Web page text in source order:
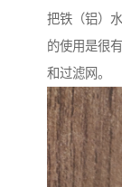
把铁（铝）
的使用是很
和过滤网。